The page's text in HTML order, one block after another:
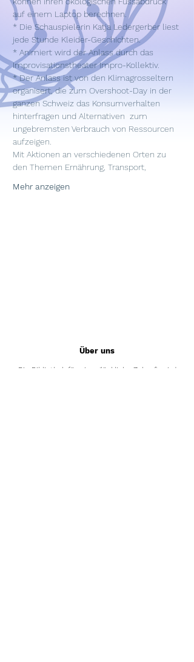
auf einem Laptop berechnen.
* Die Schauspielerin Katja Ledergerber liest
jede Stunde Kleider-Geschichten.
* Animiert wird der Anlass durch das
Improvisationstheater Impro-Kollektiv.
* Der Anlass ist von den Klimagrosseltern
organisert, die zum Overshoot-Day in der
ganzen Schweiz das Konsumverhalten
hinterfragen und Alternativen  zum
ungebremsten Verbrauch von Ressourcen
aufzeigen.
Mit Aktionen an verschiedenen Orten zu
den Themen Ernährung, Transport,
Mehr anzeigen
Über uns
Die Bibliothek für eine glückliche Zukunft wird